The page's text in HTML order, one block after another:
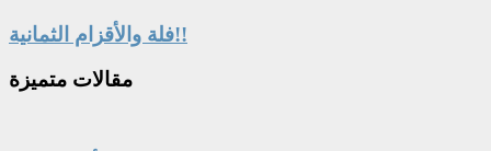
فلة والأقزام الثمانية!!
مقالات متميزة